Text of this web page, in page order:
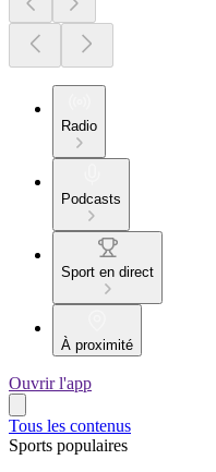
Radio
Podcasts
Sport en direct
À proximité
Ouvrir l'app
Tous les contenus
Sports populaires